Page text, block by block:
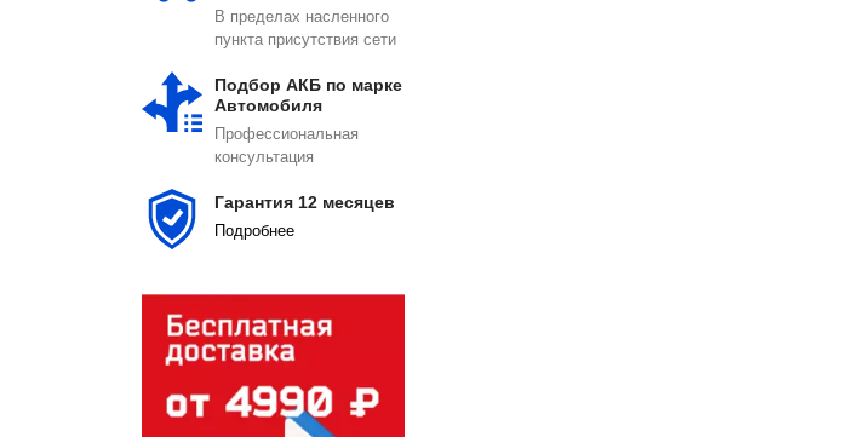
В пределах насленного
пункта присутствия сети
Подбор АКБ по марке
Автомобиля
Профессиональная
консультация
Гарантия 12 месяцев
Подробнеe